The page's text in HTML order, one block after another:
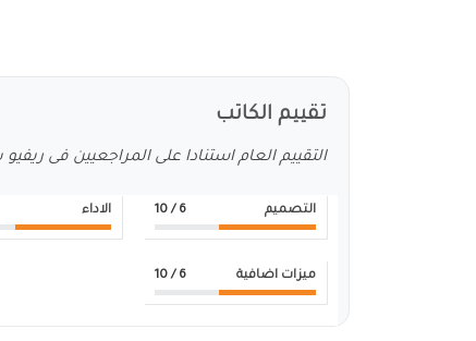
تقييم الكاتب
التقييم العام استنادا على المراجعيين فى
التصميم 6
/ 10 الاداء
ميزات اضافية 6
/ 10